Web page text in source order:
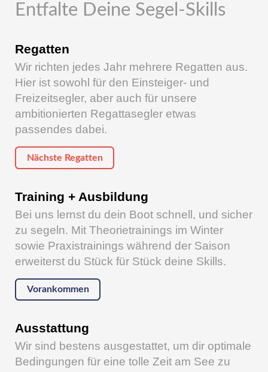
Entfalte Deine Segel-Skills
Regatten
Wir richten jedes Jahr mehrere Regatten aus.
Hier ist sowohl für den Einsteiger- und
Freizeitsegler, aber auch für unsere
ambitionierten Regattasegler etwas
passendes dabei.
Nächste Regatten
Training + Ausbildung
Bei uns lernst du dein Boot schnell, und sicher
zu segeln. Mit Theorietrainings im Winter
sowie Praxistrainings während der Saison
erweiterst du Stück für Stück deine Skills.
Vorankommen
Ausstattung
Wir sind bestens ausgestattet, um dir optimale
Bedingungen für eine tolle Zeit am See zu